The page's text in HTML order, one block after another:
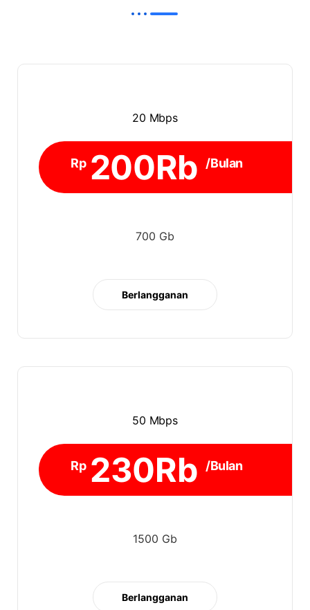
20 Mbps
Rp 200Rb /Bulan
700 Gb
Berlangganan
50 Mbps
Rp 230Rb /Bulan
1500 Gb
Berlangganan